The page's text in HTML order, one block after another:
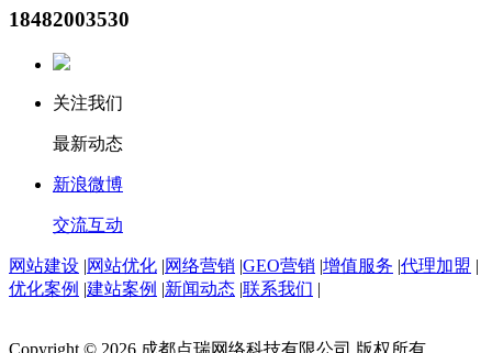
18482003530
关注我们
最新动态
新浪微博
交流互动
网站建设 |网站优化 |网络营销 |GEO营销 |增值服务 |代理加盟 |
优化案例 |建站案例 |新闻动态 |联系我们 |
Copyright © 2026 成都点瑞网络科技有限公司 版权所有